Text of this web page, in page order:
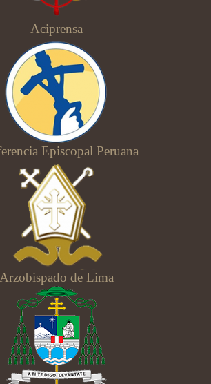
Aciprensa
Episcopal Peruana
Arzobispado de Lima